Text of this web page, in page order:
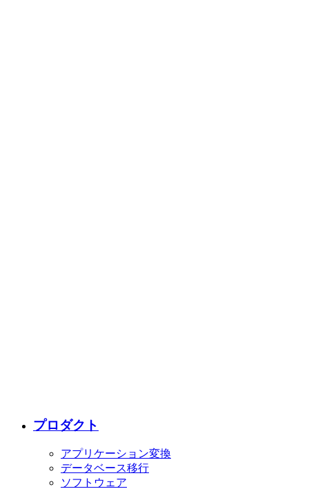
プロダクト
アプリケーション変換
データベース移行
ソフトウェア